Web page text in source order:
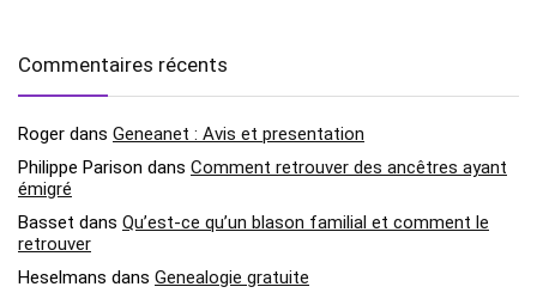
Commentaires récents
Roger dans Geneanet : Avis et presentation
Philippe Parison dans Comment retrouver des ancêtres ayant
émigré
Basset dans Qu’est-ce qu’un blason familial et comment le
retrouver
Heselmans dans Genealogie gratuite